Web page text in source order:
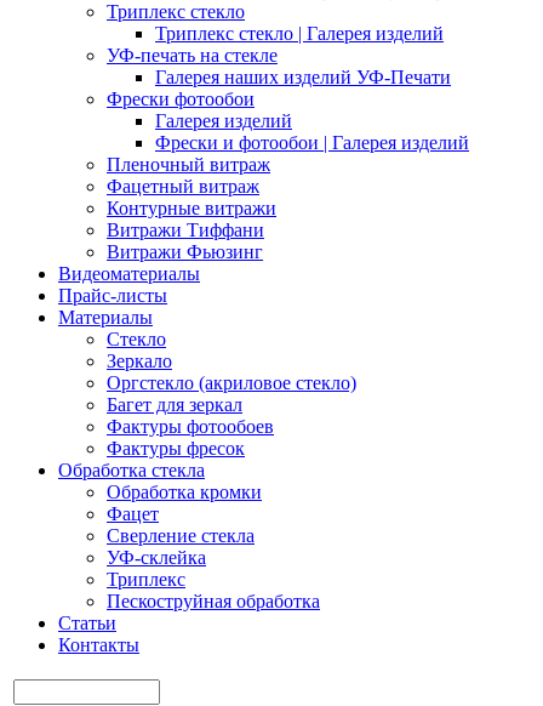
Триплекс стекло
Триплекс стекло | Галерея изделий
УФ-печать на стекле
Галерея наших изделий УФ-Печати
Фрески фотообои
Галерея изделий
Фрески и фотообои | Галерея изделий
Пленочный витраж
Фацетный витраж
Контурные витражи
Витражи Тиффани
Витражи Фьюзинг
Видеоматериалы
Прайс-листы
Материалы
Стекло
Зеркало
Оргстекло (акриловое стекло)
Багет для зеркал
Фактуры фотообоев
Фактуры фресок
Обработка стекла
Обработка кромки
Фацет
Сверление стекла
УФ-склейка
Триплекс
Пескоструйная обработка
Статьи
Контакты